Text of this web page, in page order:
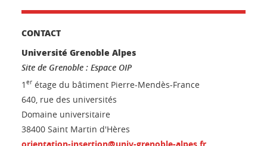
CONTACT
Université Grenoble Alpes
Site de Grenoble : Espace OIP
1 er étage du bâtiment Pierre-Mendès-France
640, rue des universités
Domaine universitaire
38400 Saint Martin d'Hères